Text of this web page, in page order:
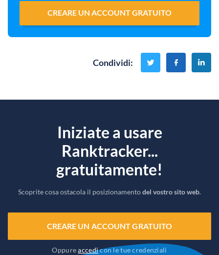
CREARE UN ACCOUNT GRATUITO
Condividi:
Iniziate a usare
Ranktracker...
gratuitamente!
Scoprite cosa ostacola il posizionamentodel vostro sito web.
CREARE UN ACCOUNT GRATUITO
Oppureaccedicon le tue credenziali